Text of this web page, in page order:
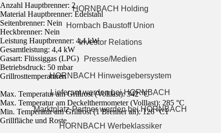
Anzahl Hauptbrenner: 2
Material Hauptbrenner: Edelstahl
Seitenbrenner: Nein
Heckbrenner: Nein
Leistung Hauptbrenner: 4,4 kW
Gesamtleistung: 4,4 kW
Gasart: Flüssiggas (LPG)
Betriebsdruck: 50 mbar
Grillrosttemperaturen
Max. Temperatur am Grillrost (Volllast): 342 °C
Max. Temperatur am Deckelthermometer (Volllast): 285 °C
Min. Temperatur am Grillrost (1 Brenner an): 126 °C1
Grillfläche und Roste
HORNBACH Holding
Hornbach Baustoff Union
Investor Relations
Presse/Medien
HORNBACH Hinweisgebersystem
Lieferant werden bei HORNBACH
Marktplatz-Partner werden bei HORNBACH
HORNBACH Werbeklassiker